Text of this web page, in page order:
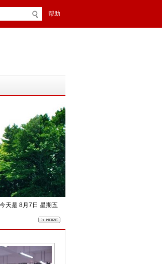
帮助
今天是 8月7日 星期五